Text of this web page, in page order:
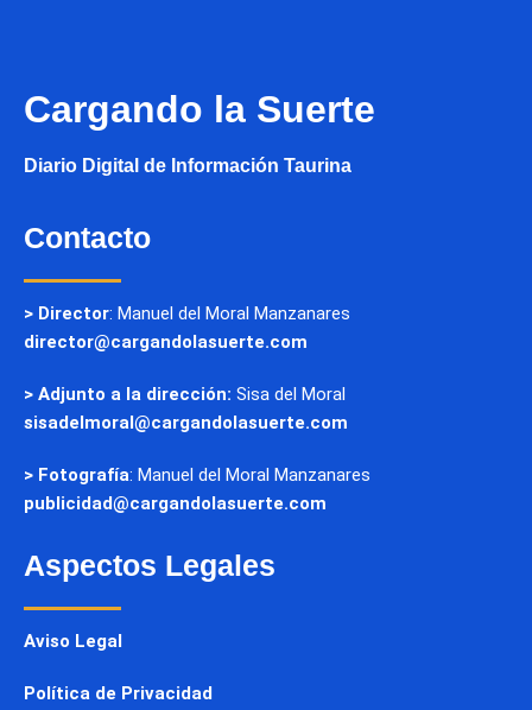
Cargando la Suerte
Diario Digital de Información Taurina
Contacto
> Director: Manuel del Moral Manzanares
director@cargandolasuerte.com
> Adjunto a la dirección: Sisa del Moral
sisadelmoral@cargandolasuerte.com
> Fotografía: Manuel del Moral Manzanares
publicidad@cargandolasuerte.com
Aspectos Legales
Aviso Legal
Política de Privacidad